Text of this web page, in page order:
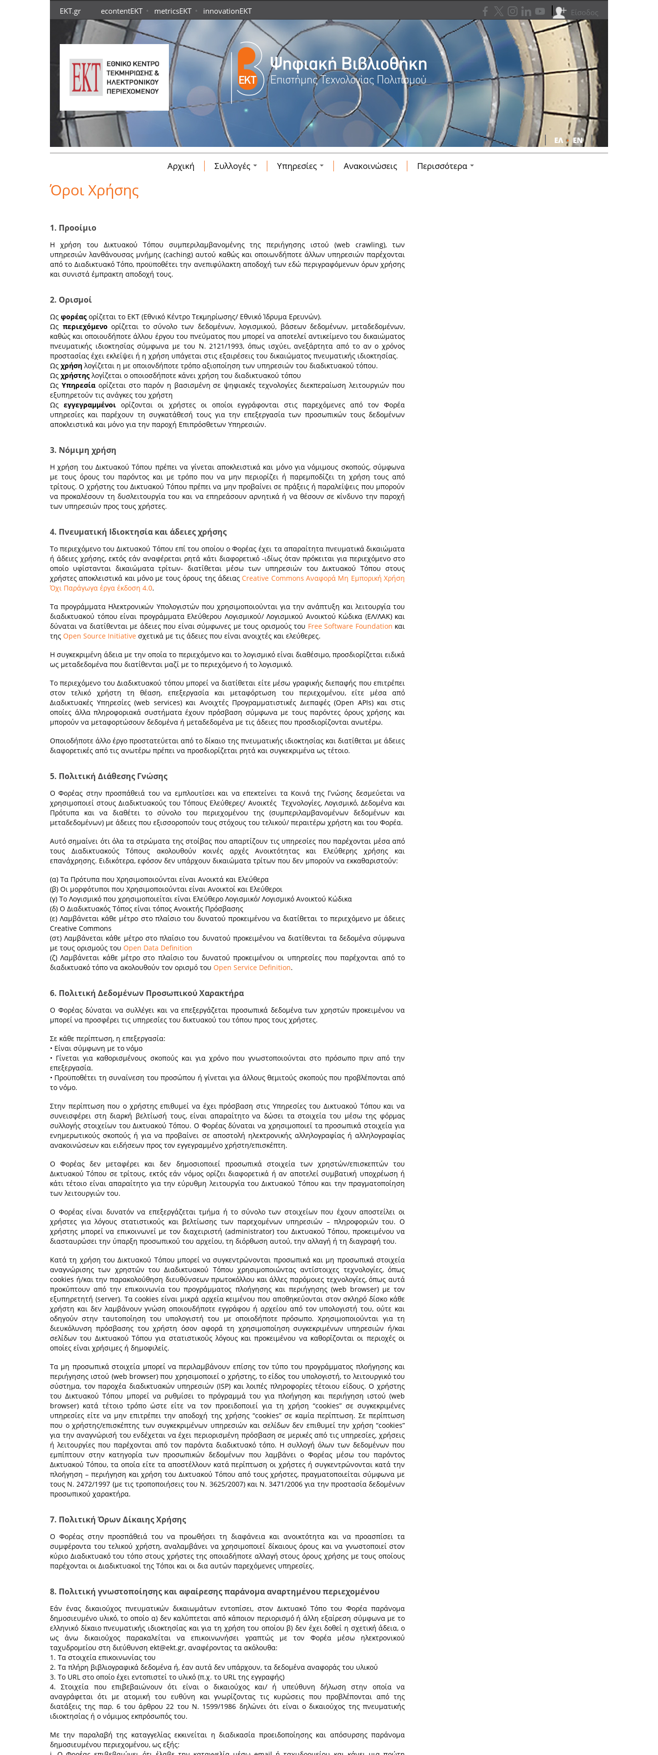
EKT.gr econtentEKT • metricsEKT • innovationEKT Είσοδος
ΕΛ • EN
Αρχική Συλλογές Υπηρεσίες Ανακοινώσεις Περισσότερα
Όροι Χρήσης
1. Προοίμιο
Η χρήση του Δικτυακού Τόπου συμπεριλαμβανομένης της περιήγησης ιστού (web crawling), των
υπηρεσιών λανθάνουσας μνήμης (caching) αυτού καθώς και οποιωνδήποτε άλλων υπηρεσιών παρέχονται
από το Διαδικτυακό Τόπο, προϋποθέτει την ανεπιφύλακτη αποδοχή των εδώ περιγραφόμενων όρων χρήσης
και συνιστά έμπρακτη αποδοχή τους.
2. Ορισμοί
Ως φορέας ορίζεται το EKT (Εθνικό Κέντρο Τεκμηρίωσης/ Εθνικό Ίδρυμα Ερευνών).
Ως περιεχόμενο ορίζεται το σύνολο των δεδομένων, λογισμικού, βάσεων δεδομένων, μεταδεδομένων,
καθώς και οποιουδήποτε άλλου έργου του πνεύματος που μπορεί να αποτελεί αντικείμενο του δικαιώματος
πνευματικής ιδιοκτησίας σύμφωνα με του Ν. 2121/1993, όπως ισχύει, ανεξάρτητα από το αν ο χρόνος
προστασίας έχει εκλείψει ή η χρήση υπάγεται στις εξαιρέσεις του δικαιώματος πνευματικής ιδιοκτησίας.
Ως χρήση λογίζεται η με οποιονδήποτε τρόπο αξιοποίηση των υπηρεσιών του διαδικτυακού τόπου.
Ως χρήστης λογίζεται ο οποιοσδήποτε κάνει χρήση του διαδικτυακού τόπου
Ως Υπηρεσίαορίζεται στο παρόν η βασισμένη σε ψηφιακές τεχνολογίες διεκπεραίωση λειτουργιών που
εξυπηρετούν τις ανάγκες του χρήστη
Ως εγγεγραμμένοιορίζονται οι χρήστες οι οποίοι εγγράφονται στις παρεχόμενες από τον Φορέα
υπηρεσίες και παρέχουν τη συγκατάθεσή τους για την επεξεργασία των προσωπικών τους δεδομένων
αποκλειστικά και μόνο για την παροχή Επιπρόσθετων Υπηρεσιών.
3. Νόμιμη χρήση
Η χρήση του Δικτυακού Τόπου πρέπει να γίνεται αποκλειστικά και μόνο για νόμιμους σκοπούς, σύμφωνα
με τους όρους του παρόντος και με τρόπο που να μην περιορίζει ή παρεμποδίζει τη χρήση τους από
τρίτους. Ο χρήστης του Δικτυακού Τόπου πρέπει να μην προβαίνει σε πράξεις ή παραλείψεις που μπορούν
να προκαλέσουν τη δυσλειτουργία του και να επηρεάσουν αρνητικά ή να θέσουν σε κίνδυνο την παροχή
των υπηρεσιών προς τους χρήστες.
4. Πνευματική Ιδιοκτησία και άδειες χρήσης
Το περιεχόμενο του Δικτυακού Τόπου επί του οποίου ο Φορέας έχει τα απαραίτητα πνευματικά δικαιώματα
ή άδειες χρήσης, εκτός εάν αναφέρεται ρητά κάτι διαφορετικό -ιδίως όταν πρόκειται για περιεχόμενο στο
οποίο υφίστανται δικαιώματα τρίτων- διατίθεται μέσω των υπηρεσιών του Δικτυακού Τόπου στους
χρήστες αποκλειστικά και μόνο με τους όρους της άδειαςCreative Commons Αναφορά Μη Εμπορική Χρήση
Όχι Παράγωγα έργα έκδοση 4.0.
Τα προγράμματα Ηλεκτρονικών Υπολογιστών που χρησιμοποιούνται για την ανάπτυξη και λειτουργία του
διαδικτυακού τόπου είναι προγράμματα Ελεύθερου Λογισμικού/ Λογισμικού Ανοικτού Κώδικα (ΕΛ/ΛΑΚ) και
δύναται να διατίθενται με άδειες που είναι σύμφωνες με τους ορισμούς του Free Software Foundation και
της Open Source Initiative σχετικά με τις άδειες που είναι ανοιχτές και ελεύθερες.
Η συγκεκριμένη άδεια με την οποία το περιεχόμενο και το λογισμικό είναι διαθέσιμο, προσδιορίζεται ειδικά
ως μεταδεδομένα που διατίθενται μαζί με το περιεχόμενο ή το λογισμικό.
Το περιεχόμενο του Διαδικτυακού τόπου μπορεί να διατίθεται είτε μέσω γραφικής διεπαφής που επιτρέπει
στον τελικό χρήστη τη θέαση, επεξεργασία και μεταφόρτωση του περιεχομένου, είτε μέσα από
Διαδικτυακές Υπηρεσίες (web services) και Ανοιχτές Προγραμματιστικές Διεπαφές (Open APIs) και στις
οποίες άλλα πληροφοριακά συστήματα έχουν πρόσβαση σύμφωνα με τους παρόντες όρους χρήσης και
μπορούν να μεταφορτώσουν δεδομένα ή μεταδεδομένα με τις άδειες που προσδιορίζονται ανωτέρω.
Οποιοδήποτε άλλο έργο προστατεύεται από το δίκαιο της πνευματικής ιδιοκτησίας και διατίθεται με άδειες
διαφορετικές από τις ανωτέρω πρέπει να προσδιορίζεται ρητά και συγκεκριμένα ως τέτοιο.
5. Πολιτική Διάθεσης Γνώσης
Ο Φορέας στην προσπάθειά του να εμπλουτίσει και να επεκτείνει τα Κοινά της Γνώσης δεσμεύεται να
χρησιμοποιεί στους Διαδικτυακούς του Τόπους Ελεύθερες/ Ανοικτές Τεχνολογίες, Λογισμικό, Δεδομένα και
Πρότυπα και να διαθέτει το σύνολο του περιεχομένου της (συμπεριλαμβανομένων δεδομένων και
μεταδεδομένων) με άδειες που εξισσοροπούν τους στόχους του τελικού/ περαιτέρω χρήστη και του Φορέα.
Αυτό σημαίνει ότι όλα τα στρώματα της στοίβας που απαρτίζουν τις υπηρεσίες που παρέχονται μέσα από
τους Διαδικτυακούς Τόπους ακολουθούν κοινές αρχές Ανοικτότητας και Ελεύθερης χρήσης και
επανάχρησης. Ειδικότερα, εφόσον δεν υπάρχουν δικαιώματα τρίτων που δεν μπορούν να εκκαθαριστούν:
(α) Τα Πρότυπα που Χρησιμοποιούνται είναι Ανοικτά και Ελεύθερα
(β) Οι μορφότυποι που Χρησιμοποιούνται είναι Ανοικτοί και Ελεύθεροι
(γ) Το Λογισμικό που χρησιμοποιείται είναι Ελεύθερο Λογισμικό/ Λογισμικό Ανοικτού Κώδικα
(δ) Ο Διαδικτυακός Τόπος είναι τόπος Ανοικτής Πρόσβασης
(ε) Λαμβάνεται κάθε μέτρο στο πλαίσιο του δυνατού προκειμένου να διατίθεται το περιεχόμενο με άδειες
Creative Commons
(στ) Λαμβάνεται κάθε μέτρο στο πλαίσιο του δυνατού προκειμένου να διατίθενται τα δεδομένα σύμφωνα
με τους ορισμούς του Open Data Definition
(ζ) Λαμβάνεται κάθε μέτρο στο πλαίσιο του δυνατού προκειμένου οι υπηρεσίες που παρέχονται από το
διαδικτυακό τόπο να ακολουθούν τον ορισμό του Open Service Definition.
6. Πολιτική Δεδομένων Προσωπικού Χαρακτήρα
Ο Φορέας δύναται να συλλέγει και να επεξεργάζεται προσωπικά δεδομένα των χρηστών προκειμένου να
μπορεί να προσφέρει τις υπηρεσίες του δικτυακού του τόπου προς τους χρήστες.
Σε κάθε περίπτωση, η επεξεργασία:
• Είναι σύμφωνη με το νόμο
• Γίνεται για καθορισμένους σκοπούς και για χρόνο που γνωστοποιούνται στο πρόσωπο πριν από την
επεξεργασία.
• Προϋποθέτει τη συναίνεση του προσώπου ή γίνεται για άλλους θεμιτούς σκοπούς που προβλέπονται από
το νόμο.
Στην περίπτωση που ο χρήστης επιθυμεί να έχει πρόσβαση στις Υπηρεσίες του Δικτυακού Τόπου και να
συνεισφέρει στη διαρκή βελτίωσή τους, είναι απαραίτητο να δώσει τα στοιχεία του μέσω της φόρμας
συλλογής στοιχείων του Δικτυακού Τόπου. Ο Φορέας δύναται να χρησιμοποιεί τα προσωπικά στοιχεία για
ενημερωτικούς σκοπούς ή για να προβαίνει σε αποστολή ηλεκτρονικής αλληλογραφίας ή αλληλογραφίας
ανακοινώσεων και ειδήσεων προς τον εγγεγραμμένο χρήστη/επισκέπτη.
Ο Φορέας δεν μεταφέρει και δεν δημοσιοποιεί προσωπικά στοιχεία των χρηστών/επισκεπτών του
Δικτυακού Τόπου σε τρίτους, εκτός εάν νόμος ορίζει διαφορετικά ή αν αποτελεί συμβατική υποχρέωση ή
κάτι τέτοιο είναι απαραίτητο για την εύρυθμη λειτουργία του Δικτυακού Τόπου και την πραγματοποίηση
των λειτουργιών του.
Ο Φορέας είναι δυνατόν να επεξεργάζεται τμήμα ή το σύνολο των στοιχείων που έχουν αποστείλει οι
χρήστες για λόγους στατιστικούς και βελτίωσης των παρεχομένων υπηρεσιών – πληροφοριών του. Ο
χρήστης μπορεί να επικοινωνεί με τον διαχειριστή (administrator) του Δικτυακού Τόπου, προκειμένου να
διασταυρώσει την ύπαρξη προσωπικού του αρχείου, τη διόρθωση αυτού, την αλλαγή ή τη διαγραφή του.
Κατά τη χρήση του Δικτυακού Τόπου μπορεί να συγκεντρώνονται προσωπικά και μη προσωπικά στοιχεία
αναγνώρισης των χρηστών του Διαδικτυακού Τόπου χρησιμοποιώντας αντίστοιχες τεχνολογίες, όπως
cookies ή/και την παρακολούθηση διευθύνσεων πρωτοκόλλου και άλλες παρόμοιες τεχνολογίες, όπως αυτά
προκύπτουν από την επικοινωνία του προγράμματος πλοήγησης και περιήγησης (web browser) με τον
εξυπηρετητή (server). Τα cookies είναι μικρά αρχεία κειμένου που αποθηκεύονται στον σκληρό δίσκο κάθε
χρήστη και δεν λαμβάνουν γνώση οποιουδήποτε εγγράφου ή αρχείου από τον υπολογιστή του, ούτε και
οδηγούν στην ταυτοποίηση του υπολογιστή του με οποιοδήποτε πρόσωπο. Χρησιμοποιούνται για τη
διευκόλυνση πρόσβασης του χρήστη όσον αφορά τη χρησιμοποίηση συγκεκριμένων υπηρεσιών ή/και
σελίδων του Δικτυακού Τόπου για στατιστικούς λόγους και προκειμένου να καθορίζονται οι περιοχές οι
οποίες είναι χρήσιμες ή δημοφιλείς.
Τα μη προσωπικά στοιχεία μπορεί να περιλαμβάνουν επίσης τον τύπο του προγράμματος πλοήγησης και
περιήγησης ιστού (web browser) που χρησιμοποιεί ο χρήστης, το είδος του υπολογιστή, το λειτουργικό του
σύστημα, τον παροχέα διαδικτυακών υπηρεσιών (ISP) και λοιπές πληροφορίες τέτοιου είδους. Ο χρήστης
του Δικτυακού Τόπου μπορεί να ρυθμίσει το πρόγραμμά του για πλοήγηση και περιήγηση ιστού (web
browser) κατά τέτοιο τρόπο ώστε είτε να τον προειδοποιεί για τη χρήση “cookies” σε συγκεκριμένες
υπηρεσίες είτε να μην επιτρέπει την αποδοχή της χρήσης “cookies” σε καμία περίπτωση. Σε περίπτωση
που ο χρήστης/επισκέπτης των συγκεκριμένων υπηρεσιών και σελίδων δεν επιθυμεί την χρήση “cookies”
για την αναγνώρισή του ενδέχεται να έχει περιορισμένη πρόσβαση σε μερικές από τις υπηρεσίες, χρήσεις
ή λειτουργίες που παρέχονται από τον παρόντα διαδικτυακό τόπο. Η συλλογή όλων των δεδομένων που
εμπίπτουν στην κατηγορία των προσωπικών δεδομένων που λαμβάνει ο Φορέας μέσω του παρόντος
Δικτυακού Τόπου, τα οποία είτε τα αποστέλλουν κατά περίπτωση οι χρήστες ή συγκεντρώνονται κατά την
πλοήγηση – περιήγηση και χρήση του Δικτυακού Τόπου από τους χρήστες, πραγματοποιείται σύμφωνα με
τους Ν. 2472/1997 (με τις τροποποιήσεις του Ν. 3625/2007) και Ν. 3471/2006 για την προστασία δεδομένων
προσωπικού χαρακτήρα.
7. Πολιτική Όρων Δίκαιης Χρήσης
Ο Φορέας στην προσπάθειά του να προωθήσει τη διαφάνεια και ανοικτότητα και να προασπίσει τα
συμφέροντα του τελικού χρήστη, αναλαμβάνει να χρησιμοποιεί δίκαιους όρους και να γνωστοποιεί στον
κύριο Διαδικτυακό του τόπο στους χρήστες της οποιαδήποτε αλλαγή στους όρους χρήσης με τους οποίους
παρέχονται οι Διαδικτυακοί της Τόποι και οι δια αυτών παρεχόμενες υπηρεσίες.
8. Πολιτική γνωστοποίησης και αφαίρεσης παράνομα αναρτημένου περιεχομένου
Εάν ένας δικαιούχος πνευματικών δικαιωμάτων εντοπίσει, στον Δικτυακό Τόπο του Φορέα παράνομα
δημοσιευμένο υλικό, το οποίο α) δεν καλύπτεται από κάποιον περιορισμό ή άλλη εξαίρεση σύμφωνα με το
ελληνικό δίκαιο πνευματικής ιδιοκτησίας και για τη χρήση του οποίου β) δεν έχει δοθεί η σχετική άδεια, ο
ως άνω δικαιούχος παρακαλείται να επικοινωνήσει γραπτώς με τον Φορέα μέσω ηλεκτρονικού
ταχυδρομείου στη διεύθυνση ekt@ekt.gr, αναφέροντας τα ακόλουθα:
1. Τα στοιχεία επικοινωνίας του
2. Τα πλήρη βιβλιογραφικά δεδομένα ή, έαν αυτά δεν υπάρχουν, τα δεδομένα αναφοράς του υλικού
3. Το URL στο οποίο έχει εντοπιστεί το υλικό (π.χ. το URL της εγγραφής)
4. Στοιχεία που επιβεβαιώνουν ότι είναι ο δικαιούχος και/ ή υπεύθυνη δήλωση στην οποία να
αναγράφεται ότι με ατομική του ευθύνη και γνωρίζοντας τις κυρώσεις που προβλέπονται από της
διατάξεις της παρ. 6 του άρθρου 22 του Ν. 1599/1986 δηλώνει ότι είναι ο δικαιούχος της πνευματικής
ιδιοκτησίας ή ο νόμιμος εκπρόσωπός του.
Με την παραλαβή της καταγγελίας εκκινείται η διαδικασία προειδοποίησης και απόσυρσης παράνομα
δημοσιευμένου περιεχομένου, ως εξής: